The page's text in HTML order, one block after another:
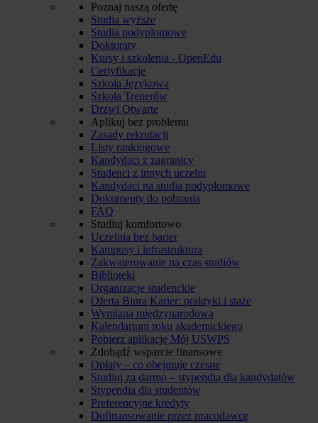
Poznaj naszą ofertę
Studia wyższe
Studia podyplomowe
Doktoraty
Kursy i szkolenia - OpenEdu
Certyfikacje
Szkoła Językowa
Szkoła Trenerów
Drzwi Otwarte
Aplikuj bez problemu
Zasady rekrutacji
Listy rankingowe
Kandydaci z zagranicy
Studenci z innych uczelni
Kandydaci na studia podyplomowe
Dokumenty do pobrania
FAQ
Studiuj komfortowo
Uczelnia bez barier
Kampusy i infrastruktura
Zakwaterowanie na czas studiów
Biblioteki
Organizacje studenckie
Oferta Biura Karier: praktyki i staże
Wymiana międzynarodowa
Kalendarium roku akademickiego
Pobierz aplikację Mój USWPS
Zdobądź wsparcie finansowe
Opłaty – co obejmuje czesne
Studiuj za darmo – stypendia dla kandydatów
Stypendia dla studentów
Preferencyjne kredyty
Dofinansowanie przez pracodawcę